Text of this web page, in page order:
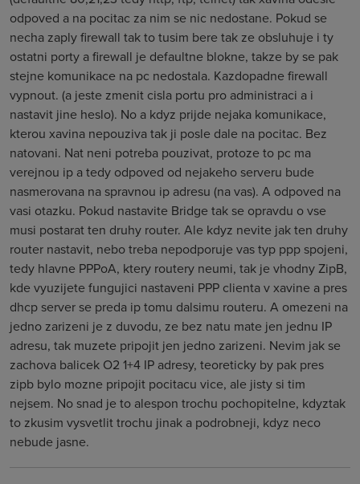
odpoved a na pocitac za nim se nic nedostane. Pokud se
necha zaply firewall tak to tusim bere tak ze obsluhuje i ty
ostatni porty a firewall je defaultne blokne, takze by se pak
stejne komunikace na pc nedostala. Kazdopadne firewall
vypnout. (a jeste zmenit cisla portu pro administraci a i
nastavit jine heslo). No a kdyz prijde nejaka komunikace,
kterou xavina nepouziva tak ji posle dale na pocitac. Bez
natovani. Nat neni potreba pouzivat, protoze to pc ma
verejnou ip a tedy odpoved od nejakeho serveru bude
nasmerovana na spravnou ip adresu (na vas). A odpoved na
vasi otazku. Pokud nastavite Bridge tak se opravdu o vse
musi postarat ten druhy router. Ale kdyz nevite jak ten druhy
router nastavit, nebo treba nepodporuje vas typ ppp spojeni,
tedy hlavne PPPoA, ktery routery neumi, tak je vhodny ZipB,
kde vyuzijete fungujici nastaveni PPP clienta v xavine a pres
dhcp server se preda ip tomu dalsimu routeru. A omezeni na
jedno zarizeni je z duvodu, ze bez natu mate jen jednu IP
adresu, tak muzete pripojit jen jedno zarizeni. Nevim jak se
zachova balicek O2 1+4 IP adresy, teoreticky by pak pres
zipb bylo mozne pripojit pocitacu vice, ale jisty si tim
nejsem. No snad je to alespon trochu pochopitelne, kdyztak
to zkusim vysvetlit trochu jinak a podrobneji, kdyz neco
nebude jasne.